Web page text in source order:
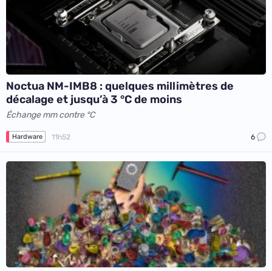
Noctua NM-IMB8 : quelques millimètres de
décalage et jusqu’à 3 °C de moins
Échange mm contre °C
Hardware 11h52 6